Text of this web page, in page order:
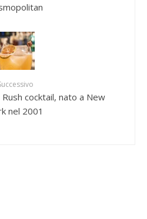
cocktail, nato a New
nel 2001